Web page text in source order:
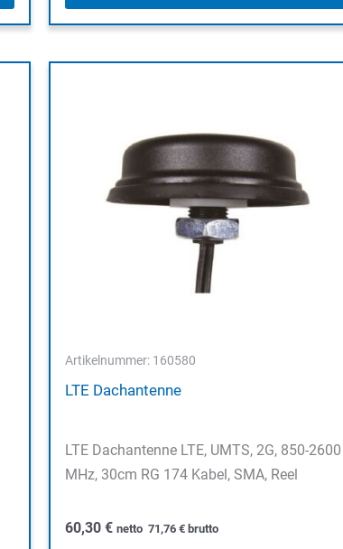
Artikelnummer: 160580
LTE Dachantenne
LTE Dachantenne LTE, UMTS, 2G, 850-2600
MHz, 30cm RG 174 Kabel, SMA, Reel
60,30 € netto 71,76 €brutto